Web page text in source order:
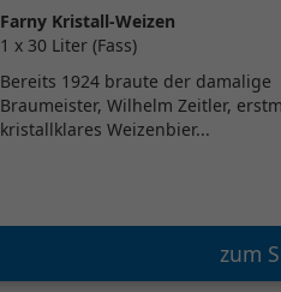
Farny Kristall-Weizen
1 x 30 Liter (Fass)
Bereits 1924 braute der damalige
Braumeister, Wilhelm Zeitler,
kristallklares Weizenbier...
zum